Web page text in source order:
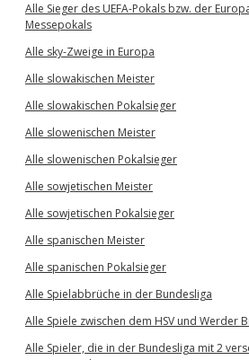
Alle Sieger des UEFA-Pokals bzw. der
Messepokals
Alle sky-Zweige in Europa
Alle slowakischen Meister
Alle slowakischen Pokalsieger
Alle slowenischen Meister
Alle slowenischen Pokalsieger
Alle sowjetischen Meister
Alle sowjetischen Pokalsieger
Alle spanischen Meister
Alle spanischen Pokalsieger
Alle Spielabbrüche in der Bundesliga
Alle Spiele zwischen dem HSV und Werder
Alle Spieler, die in der Bundesliga mit 2